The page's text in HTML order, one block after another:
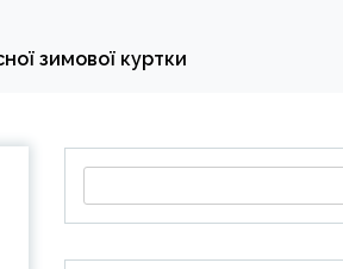
зимової куртки